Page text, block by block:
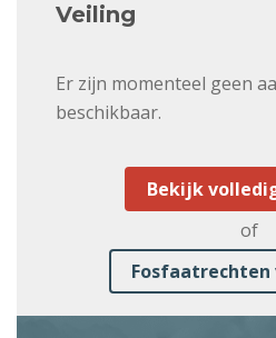
Veiling
Er zijn momenteel geen
beschikbaar.
Bekijk
of
Fosfaatrechten